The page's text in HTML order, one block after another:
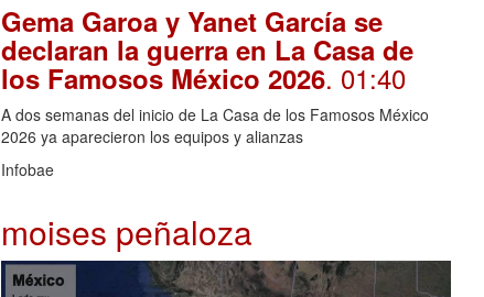
Gema Garoa y Yanet García se
declaran la guerra en La Casa de
los Famosos México 2026. 01:40
A dos semanas del inicio de La Casa de los Famosos México
2026 ya aparecieron los equipos y alianzas
Infobae
moises peñaloza